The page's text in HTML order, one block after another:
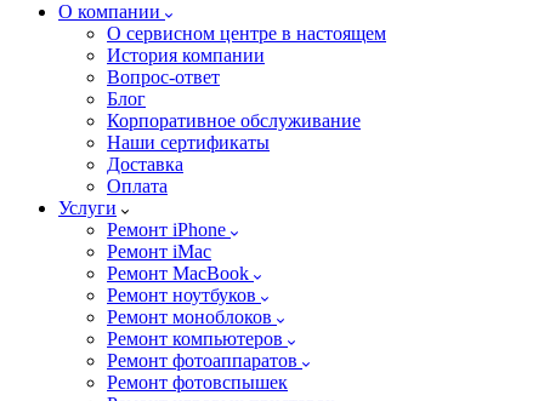
О компании
О сервисном центре в настоящем
История компании
Вопрос-ответ
Блог
Корпоративное обслуживание
Наши сертификаты
Доставка
Оплата
Услуги
Ремонт iPhone
Ремонт iMac
Ремонт MacBook
Ремонт ноутбуков
Ремонт моноблоков
Ремонт компьютеров
Ремонт фотоаппаратов
Ремонт фотовспышек